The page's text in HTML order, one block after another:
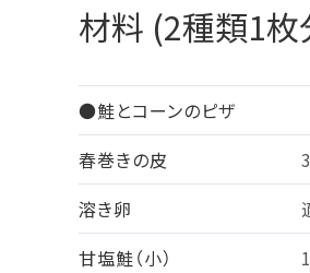
材料 (2種類1枚
●鮭とコーンのピザ
春巻きの皮
溶き卵
甘塩鮭（小）